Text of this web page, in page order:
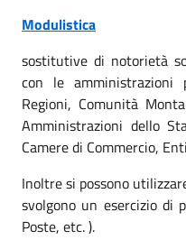
Modulistica
sostitutive di notorietà
con le amministrazioni
Regioni, Comunità
Amministrazioni dello
Camere di Commercio,
Inoltre si possono
svolgono un esercizio di
Poste, etc. ).